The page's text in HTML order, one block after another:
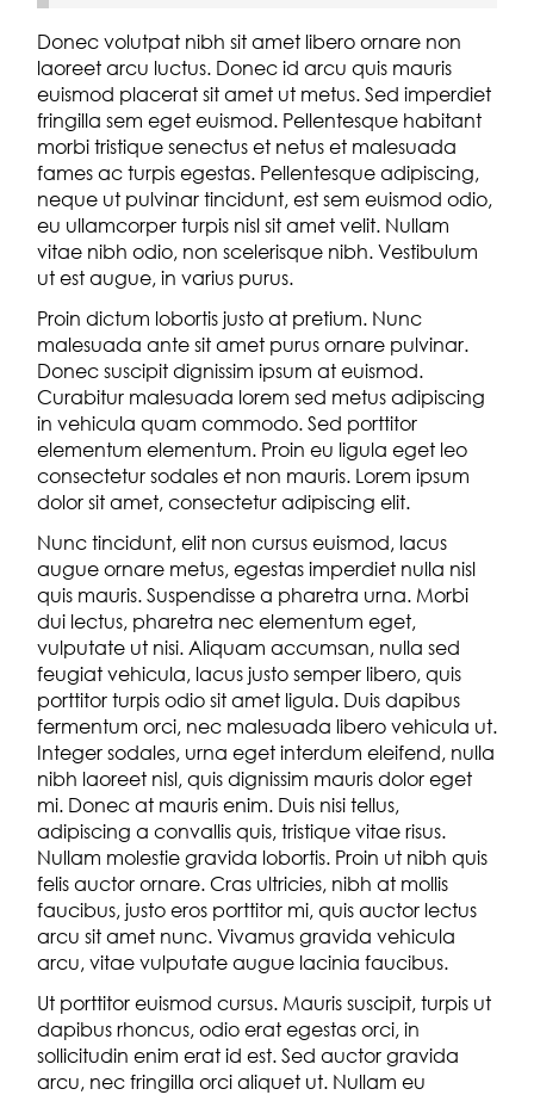
Donec volutpat nibh sit amet libero ornare non
laoreet arcu luctus. Donec id arcu quis mauris
euismod placerat sit amet ut metus. Sed imperdiet
fringilla sem eget euismod. Pellentesque habitant
morbi tristique senectus et netus et malesuada
fames ac turpis egestas. Pellentesque adipiscing,
neque ut pulvinar tincidunt, est sem euismod odio,
eu ullamcorper turpis nisl sit amet velit. Nullam
vitae nibh odio, non scelerisque nibh. Vestibulum
ut est augue, in varius purus.
Proin dictum lobortis justo at pretium. Nunc
malesuada ante sit amet purus ornare pulvinar.
Donec suscipit dignissim ipsum at euismod.
Curabitur malesuada lorem sed metus adipiscing
in vehicula quam commodo. Sed porttitor
elementum elementum. Proin eu ligula eget leo
consectetur sodales et non mauris. Lorem ipsum
dolor sit amet, consectetur adipiscing elit.
Nunc tincidunt, elit non cursus euismod, lacus
augue ornare metus, egestas imperdiet nulla nisl
quis mauris. Suspendisse a pharetra urna. Morbi
dui lectus, pharetra nec elementum eget,
vulputate ut nisi. Aliquam accumsan, nulla sed
feugiat vehicula, lacus justo semper libero, quis
porttitor turpis odio sit amet ligula. Duis dapibus
fermentum orci, nec malesuada libero vehicula ut.
Integer sodales, urna eget interdum eleifend, nulla
nibh laoreet nisl, quis dignissim mauris dolor eget
mi. Donec at mauris enim. Duis nisi tellus,
adipiscing a convallis quis, tristique vitae risus.
Nullam molestie gravida lobortis. Proin ut nibh quis
felis auctor ornare. Cras ultricies, nibh at mollis
faucibus, justo eros porttitor mi, quis auctor lectus
arcu sit amet nunc. Vivamus gravida vehicula
arcu, vitae vulputate augue lacinia faucibus.
Ut porttitor euismod cursus. Mauris suscipit, turpis ut
dapibus rhoncus, odio erat egestas orci, in
sollicitudin enim erat id est. Sed auctor gravida
arcu, nec fringilla orci aliquet ut. Nullam eu